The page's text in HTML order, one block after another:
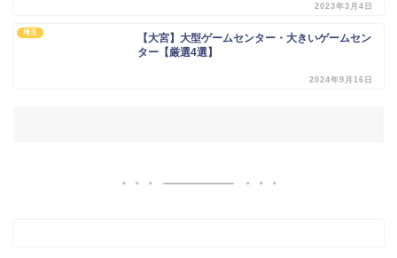
2023年3月4日
埼玉
【大宮】大型ゲームセンター・大きいゲームセン
ター【厳選4選】
2024年9月16日